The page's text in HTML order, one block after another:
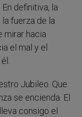
definitiva, la
fuerza de la
mirar hacia
el mal y el
Jubileo. Que
se encienda. El
consigo el